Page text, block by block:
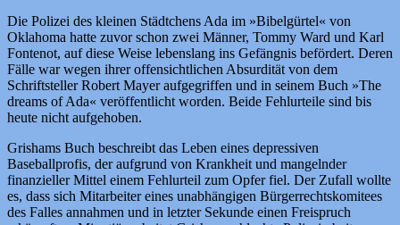
Die Polizei des kleinen Städtchens Ada im »Bibelgürtel« von
Oklahoma hatte zuvor schon zwei Männer, Tommy Ward und Karl
Fontenot, auf diese Weise lebenslang ins Gefängnis befördert. Deren
Fälle war wegen ihrer offensichtlichen Absurdität von dem
Schriftsteller Robert Mayer aufgegriffen und in seinem Buch »The
dreams of Ada« veröffentlicht worden. Beide Fehlurteile sind bis
heute nicht aufgehoben.
Grishams Buch beschreibt das Leben eines depressiven
Baseballprofis, der aufgrund von Krankheit und mangelnder
finanzieller Mittel einem Fehlurteil zum Opfer fiel. Der Zufall wollte
es, dass sich Mitarbeiter eines unabhängigen Bürgerrechtskomitees
des Falles annahmen und in letzter Sekunde einen Freispruch